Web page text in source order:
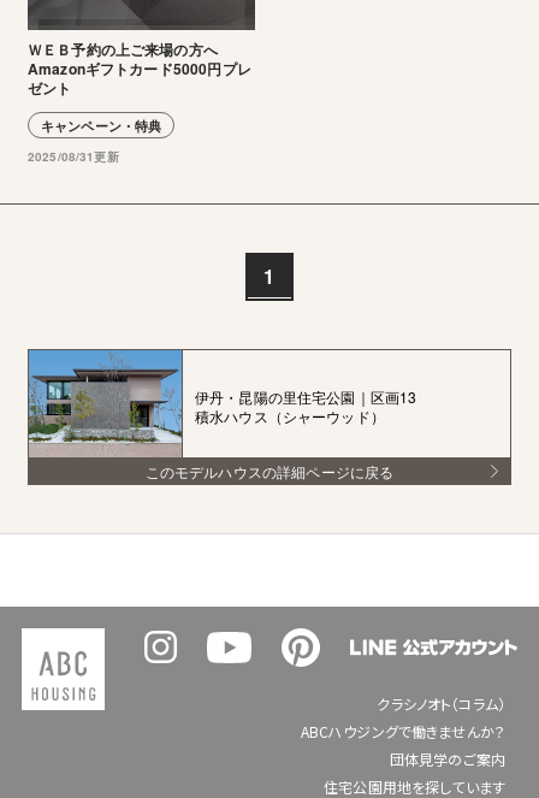
ＷＥＢ予約の上ご来場の方へ
Amazonギフトカード5000円プレ
ゼント
キャンペーン・特典
2025/08/31更新
1
伊丹・昆陽の里住宅公園｜区画13
積水ハウス（シャーウッド）
このモデルハウスの詳細ページに戻る
クラシノオト（コラム）
ABCハウジングで働きませんか？
団体見学のご案内
住宅公園用地を探しています